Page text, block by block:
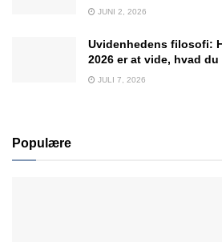
JUNI 2, 2026
Uvidenhedens filosofi:
2026 er at vide, hvad du
JULI 7, 2026
Populære